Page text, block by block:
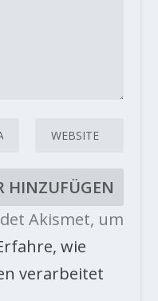
Akismet, um
wie
verarbeitet